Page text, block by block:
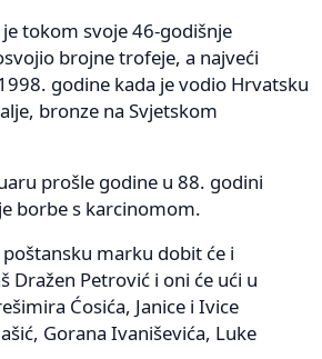
tokom svoje 46-godišnje
brojne trofeje, a najveći
godine kada je vodio Hrvatsku
bronze na Svjetskom
prošle godine u 88. godini
borbe s karcinomom.
marku dobit će i
Dražen Petrović i oni će ući u
Ćosića, Janice i Ivice
Gorana Ivaniševića, Luke